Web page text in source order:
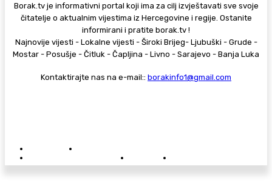
Borak.tv je informativni portal koji ima za cilj izvještavati sve svoje
čitatelje o aktualnim vijestima iz Hercegovine i regije. Ostanite
informirani i pratite borak.tv !
Najnovije vijesti - Lokalne vijesti - Široki Brijeg- Ljubuški - Grude -
Mostar - Posušje - Čitluk - Čapljina - Livno - Sarajevo - Banja Luka
Kontaktirajte nas na e-mail:: borakinfo1@gmail.com